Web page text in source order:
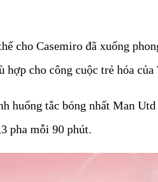
cho Casemiro đã xuống
cho công cuộc trẻ hóa của
huống tắc bóng nhất Man
pha mỗi 90 phút.